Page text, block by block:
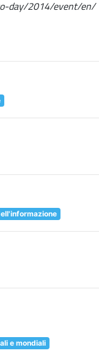
day/2014/event/en/
e mondiali